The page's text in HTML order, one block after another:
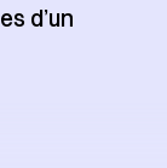
d’un